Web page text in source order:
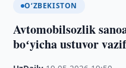
O‘ZBEKISTON
Avtomobilsozlik
boʻyicha ustuvor